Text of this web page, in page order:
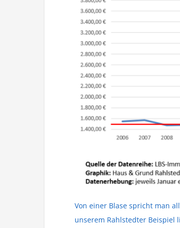
Von einer Blase spricht man
unserem Rahlstedter Beispiel